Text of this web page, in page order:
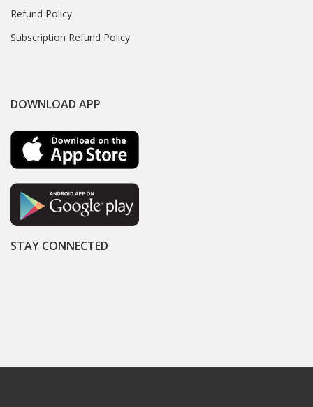
Refund Policy
Subscription Refund Policy
DOWNLOAD APP
STAY CONNECTED